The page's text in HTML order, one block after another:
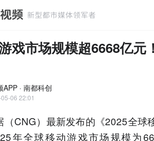
戏市场规模超6668亿元
APP · 南都科创
06 22:01
（CNG）最新发布的《2025全球
年全球移动游戏市场规模为